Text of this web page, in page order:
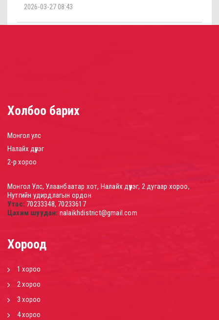
2026-03-27 08:43
Холбоо барих
Монгол улс
Налайх дүүрэг
2-р хороо
Монгол Улс, Улаанбаатар хот, Налайх дүүрэг, 2 дугаар хороо,
Нутгийн удирдлагын ордон
Утас: 70233348, 70233617
Цахим шуудан: nalaikhdistrict@gmail.com
Хороод
1 хороо
2 хороо
3 хороо
4 хороо